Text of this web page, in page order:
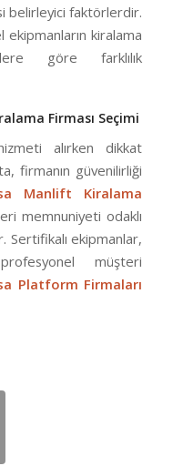
belirleyici faktörlerdir.
ekipmanların kiralama
göre farklılık
Firması Seçimi
alırken dikkat
firmanın güvenilirliği
Manlift Kiralama
memnuniyeti odaklı
Sertifikalı ekipmanlar,
müşteri
Platform Firmaları